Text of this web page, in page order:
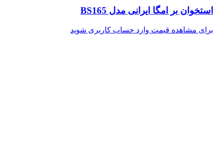
استخوان بر امگا ایرانی مدل BS165
برای مشاهده قیمت وارد حساب کاربری شوید